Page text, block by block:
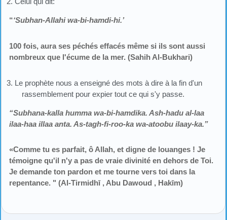
“‘Subhan-Allahi wa-bi-hamdi-hi.’
100 fois, aura ses péchés effacés même si ils sont aussi
nombreux que l'écume de la mer. (Sahih Al-Bukhari)
3. Le prophète nous a enseigné des mots à dire à la fin d'un
rassemblement pour expier tout ce qui s'y passe.
“Subhana-kalla humma wa-bi-hamdika. Ash-hadu al-laa
ilaa-haa illaa anta. As-tagh-fi-roo-ka wa-atoobu ilaay-ka.”
«Comme tu es parfait, ô Allah, et digne de louanges ! Je
témoigne qu'il n'y a pas de vraie divinité en dehors de Toi.
Je demande ton pardon et me tourne vers toi dans la
repentance. " (Al-Tirmidhī , Abu Dawoud , Hakīm)